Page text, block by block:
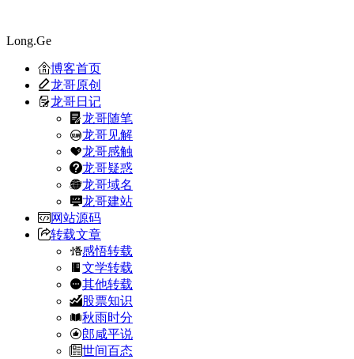
Long.Ge
博客首页
龙哥原创
龙哥日记
龙哥随笔
龙哥见解
龙哥感触
龙哥疑惑
龙哥域名
龙哥建站
网站源码
转载文章
感悟转载
文学转载
其他转载
股票知识
秋雨时分
郎咸平说
世间百态